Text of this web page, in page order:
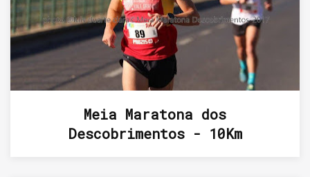
Meia Maratona dos
Descobrimentos - 10Km